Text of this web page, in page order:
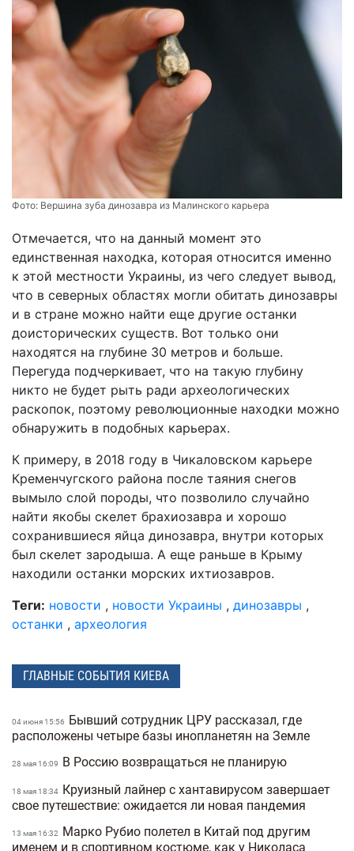
Фото: Вершина зуба динозавра из Малинского карьера
Отмечается, что на данный момент это
единственная находка, которая относится именно
к этой местности Украины, из чего следует вывод,
что в северных областях могли обитать динозавры
и в стране можно найти еще другие останки
доисторических существ. Вот только они
находятся на глубине 30 метров и больше.
Перегуда подчеркивает, что на такую глубину
никто не будет рыть ради археологических
раскопок, поэтому революционные находки можно
обнаружить в подобных карьерах.
К примеру, в 2018 году в Чикаловском карьере
Кременчугского района после таяния снегов
вымыло слой породы, что позволило случайно
найти якобы скелет брахиозавра и хорошо
сохранившиеся яйца динозавра, внутри которых
был скелет зародыша. А еще раньше в Крыму
находили останки морских ихтиозавров.
Теги: новости , новости Украины , динозавры ,
останки , археология
ГЛАВНЫЕ СОБЫТИЯ КИЕВА
04 июня 15:56
Бывший сотрудник ЦРУ рассказал, где
расположены четыре базы инопланетян на Земле
28 мая 16:09 В Россию возвращаться не планирую
18 мая 18:34 Круизный лайнер с хантавирусом завершает
свое путешествие: ожидается ли новая пандемия
13 мая 16:32
Марко Рубио полетел в Китай под другим
именем и в спортивном костюме, как у Николаса